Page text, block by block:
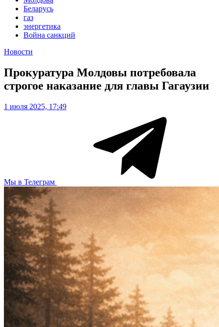
Беларусь
газ
энергетика
Война санкций
Новости
Прокуратура Молдовы потребовала
строгое наказание для главы Гагаузии
1 июля 2025, 17:49
Мы в Телеграм